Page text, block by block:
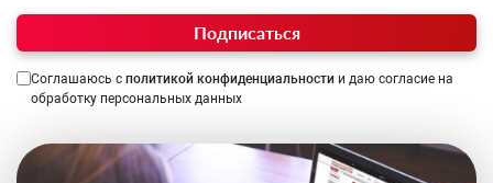
Подписаться
Соглашаюсь с политикой конфиденциальности и даю согласие на
обработку персональных данных